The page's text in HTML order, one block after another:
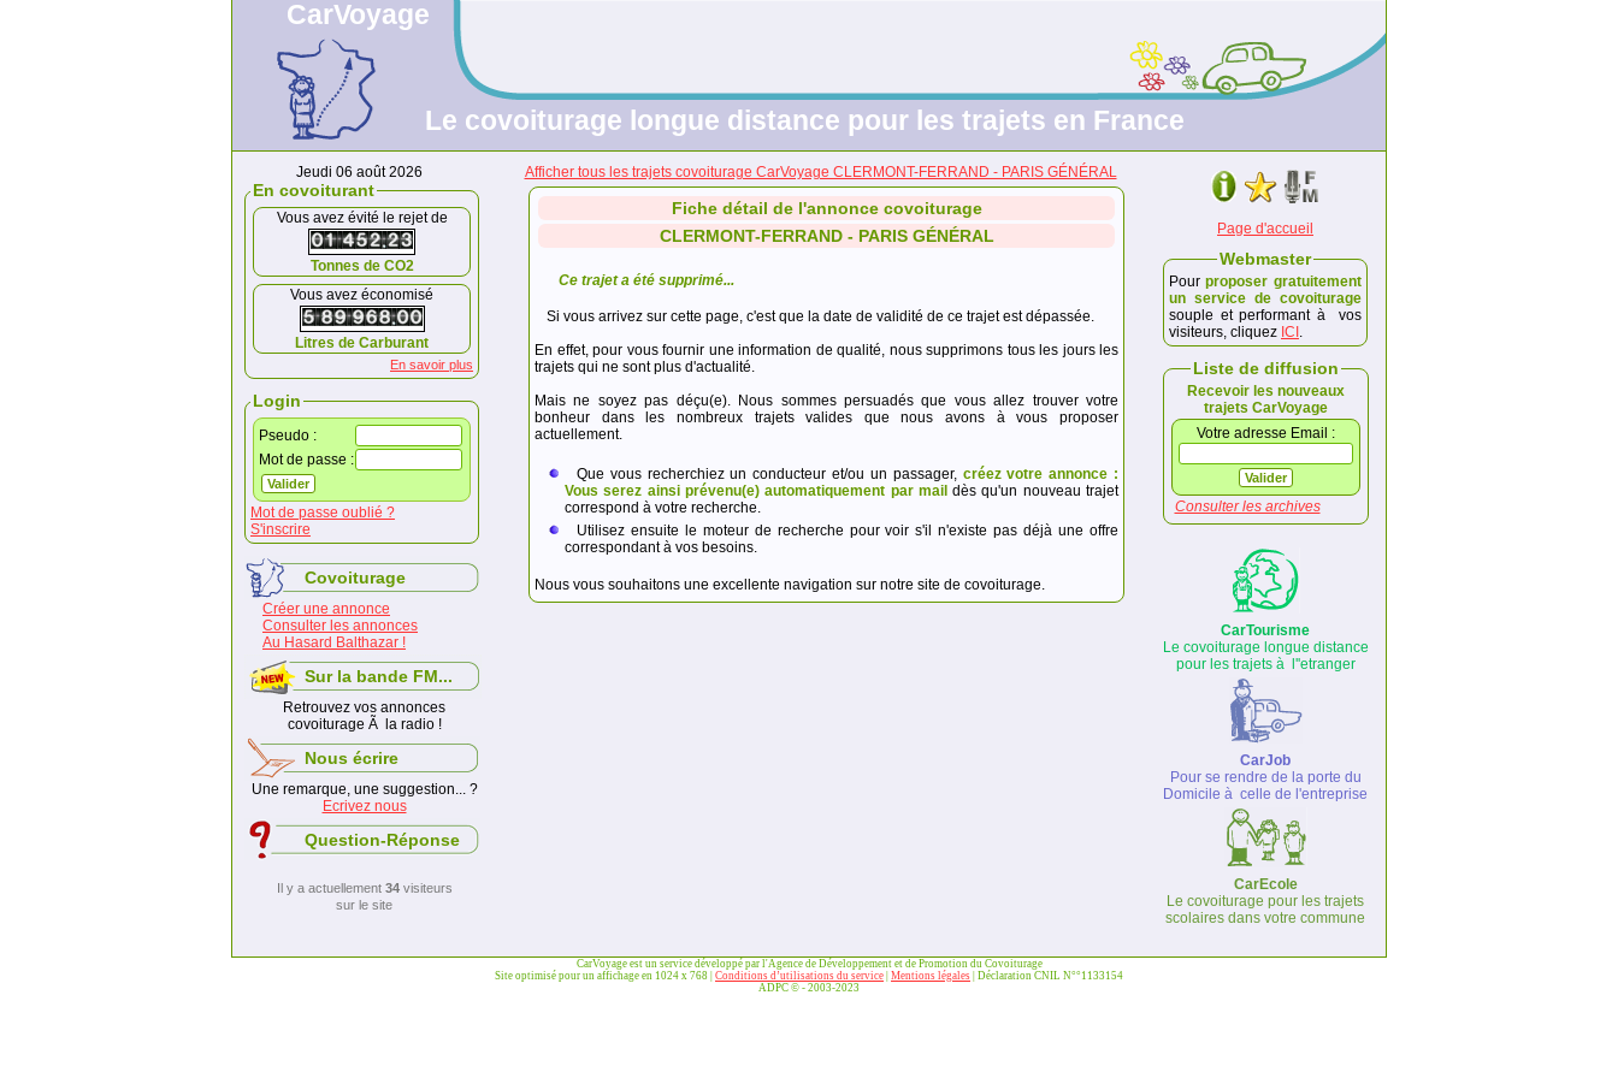
CarVoyage
Le covoiturage longue distance pour les trajets en France
Jeudi 06 août 2026
En covoiturant
Vous avez évité le rejet de
Tonnes de CO2
Vous avez économisé
Litres de Carburant
En savoir plus
Login
Pseudo :
Mot de passe :
Mot de passe oublié ?
S'inscrire
Covoiturage
Créer une annonce
Consulter les annonces
Au Hasard Balthazar !
Sur la bande FM...
Retrouvez vos annonces
covoiturage Ã la radio !
Nous écrire
Une remarque, une suggestion... ?
Ecrivez nous
Question-Réponse
Il y a actuellement 34visiteurs
sur le site
Afficher tous les trajets covoiturage CarVoyage CLERMONT-FERRAND - PARIS GÉNÉRAL
Fiche détail de l'annonce covoiturage
CLERMONT-FERRAND - PARIS GÉNÉRAL
Ce trajet a été supprimé...
Si vous arrivez sur cette page, c'est que la date de validité de ce trajet est dépassée.
En effet, pour vous fournir une information de qualité, nous supprimons tous les jours les
trajets qui ne sont plus d'actualité.
Mais ne soyez pas déçu(e). Nous sommes persuadés que vous allez trouver votre
bonheur dans les nombreux trajets valides que nous avons à vous proposer
actuellement.
Que vous recherchiez un conducteur et/ou un passager, créez votre annonce :
Vous serez ainsi prévenu(e) automatiquement par mail dès qu'un nouveau trajet
correspond à votre recherche.
Utilisez ensuite le moteur de recherche pour voir s'il n'existe pas déjà une offre
correspondant à vos besoins.
Nous vous souhaitons une excellente navigation sur notre site de covoiturage.
Page d'accueil
Webmaster
Pour proposer gratuitement
un service de covoiturage
souple et performant à vos
visiteurs, cliquez ICI .
Liste de diffusion
Recevoir les nouveaux
trajets CarVoyage
Votre adresse Email :
Consulter les archives
CarTourisme
Le covoiturage longue distance
pour les trajets à l''etranger
CarJob
Pour se rendre de la porte du
Domicile à celle de l'entreprise
CarEcole
Le covoiturage pour les trajets
scolaires dans votre commune
CarVoyage est un service développé par l'Agence de Développement et de Promotion du Covoiturage
Site optimisé pour un affichage en 1024 x 768 | Conditions d’utilisations du service Mentions légales | Déclaration CNIL N°°1133154
ADPC © - 2003-2023